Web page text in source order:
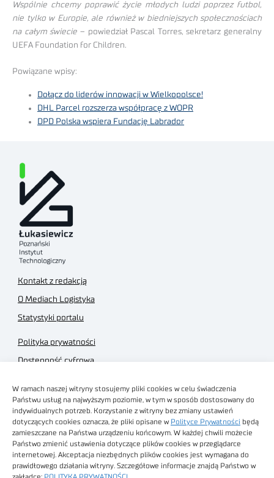
W ramach naszej witryny stosujemy pliki cookies w celu świadczenia
Państwu usług na najwyższym poziomie, w tym w sposób dostosowany do
indywidualnych potrzeb. Korzystanie z witryny bez zmiany ustawień
dotyczących cookies oznacza, że pliki opisane w Polityce Prywatności będą
zamieszczane na Państwa urządzeniu końcowym. W każdej chwili możecie
Państwo zmienić ustawienia dotyczące plików cookies w przeglądarce
internetowej. Akceptacja niezbędnych plików cookies jest wymagana do
prawidłowego działania witryny. Szczegółowe informacje znajdą Państwo w
Wspólnie chcemy poprawić życie młodych ludzi poprzez futbol,
nie tylko w Europie, ale również w biedniejszych społecznościach
na całym świecie – powiedział Pascal Torres, sekretarz generalny
UEFA Foundation for Children.
Powiązane wpisy:
Dołącz do liderów innowacji w Wielkopolsce!
DHL Parcel rozszerza współpracę z WOPR
DPD Polska wspiera Fundację Labrador
Kontakt z redakcją
O Mediach Logistyka
Statystyki portalu
Polityka prywatności
Dostępność cyfrowa
Regulamin sklepu
Obrazy stockowe
autorstwa